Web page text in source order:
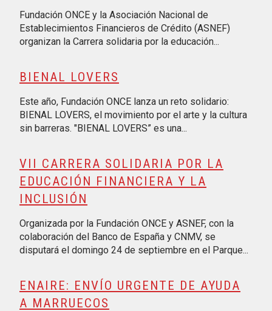
Fundación ONCE y la Asociación Nacional de
Establecimientos Financieros de Crédito (ASNEF)
organizan la Carrera solidaria por la educación...
BIENAL LOVERS
Este año, Fundación ONCE lanza un reto solidario:
BIENAL LOVERS, el movimiento por el arte y la cultura
sin barreras. "BIENAL LOVERS” es una...
VII CARRERA SOLIDARIA POR LA
EDUCACIÓN FINANCIERA Y LA
INCLUSIÓN
Organizada por la Fundación ONCE y ASNEF, con la
colaboración del Banco de España y CNMV, se
disputará el domingo 24 de septiembre en el Parque...
ENAIRE: ENVÍO URGENTE DE AYUDA
A MARRUECOS